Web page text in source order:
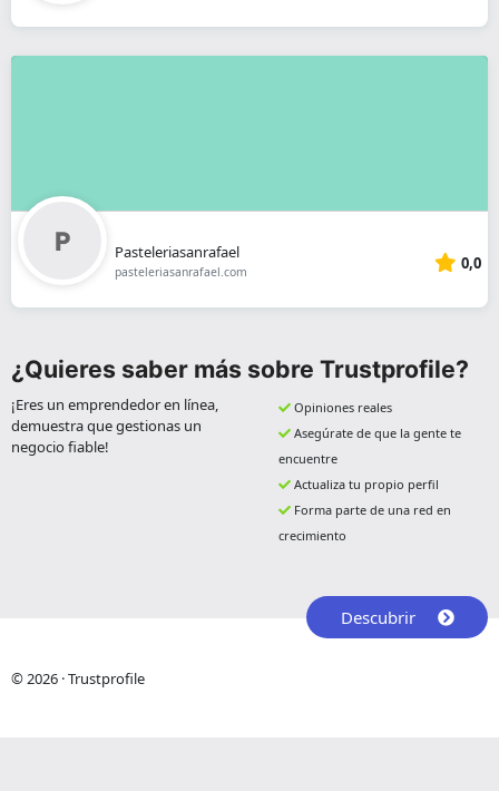
Pasteleriasanrafael
pasteleriasanrafael.com 0,0
¿Quieres saber más sobre Trustprofile?
¡Eres un emprendedor en línea,
demuestra que gestionas un
negocio fiable!
Opiniones reales
Asegúrate de que la gente te
encuentre
Actualiza tu propio perfil
Forma parte de una red en
crecimiento
Descubrir
© 2026 · Trustprofile